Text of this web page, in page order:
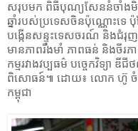
សរុបមក ពិធីបុណ្យសែននំចាំងមិន
ឆ្នាំរបស់ប្រទេសចិនប៉ុណ្ណោះទេ
បង្កើនសន្ទុះទេសចរណ៍ និងជំរុញ
មានភាពរឹងមាំ ភាពធន់ និងចីរ
កម្មរវាងវប្បធម៌ បច្ចេកវិទ្យា
ពិសោធន៍៕ ដោយ៖ លោក ហ៊ូ ចំរើ
កម្ពុជា